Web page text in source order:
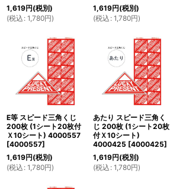
1,619円(税別)
(税込 : 1,780円)
1,619円(税別)
(税込 : 1,780円)
E等 スピード三角くじ
200枚 (1シート20枚付
Ｘ10シート) 4000557
[4000557]
1,619円(税別)
(税込 : 1,780円)
あたり スピード三角く
じ 200枚 (1シート20枚
付Ｘ10シート)
4000425 [4000425]
1,619円(税別)
(税込 : 1,780円)